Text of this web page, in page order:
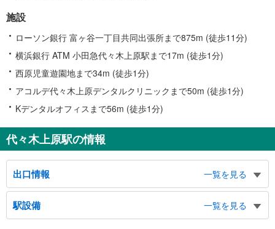
施設
ローソン銀行 富ヶ谷一丁目共同出張所まで875m (徒歩11分)
横浜銀行 ATM 小田急代々木上原駅まで17m (徒歩1分)
西原児童遊園地まで34m (徒歩1分)
アコルデ代々木上原デンタルクリニックまで50m (徒歩1分)
Kデンタルオフィスまで56m (徒歩1分)
代々木上原駅の情報
出口情報
一覧を見る
北口１
西原１～３丁目、大山町方面
北口２
駅設備
一覧を見る